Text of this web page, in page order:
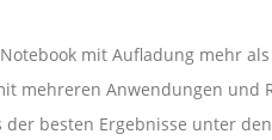
mit Aufladung mehr
mehreren Anwendungen und
besten Ergebnisse unter